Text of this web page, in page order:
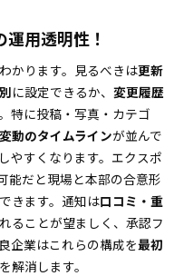
用透明性！
かります。見るべきは更新
に設定できるか、 変更履歴
特に投稿・写真・カテゴ
動のタイムラインが並んで
やすくなります。エクスポ
能だと現場と本部の合意形
きます。通知は口コミ・重
ることが望ましく、承認フ
企業はこれらの構成を最初
解消します。